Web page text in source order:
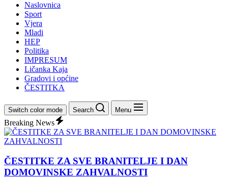
Naslovnica
Sport
Vjera
Mladi
HEP
Politika
IMPRESUM
Ličanka Kaja
Gradovi i općine
ČESTITKA
Switch color mode Search Menu
Breaking News
ČESTITKE ZA SVE BRANITELJE I DAN
DOMOVINSKE ZAHVALNOSTI